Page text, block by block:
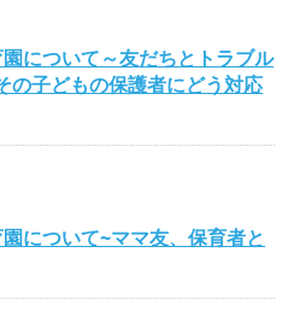
について～友だちとトラブル
の子どもの保護者にどう対応
について~ママ友、保育者と